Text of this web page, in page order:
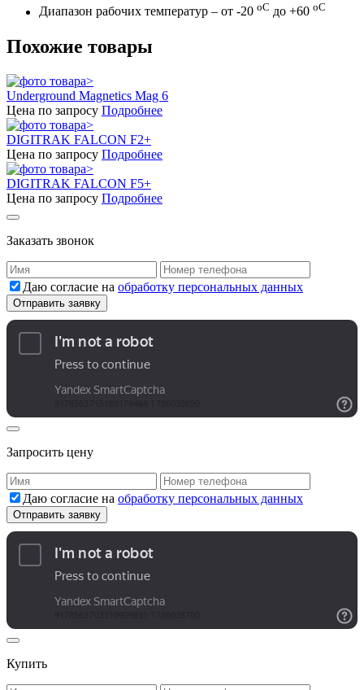
Диапазон рабочих температур – от -20 oC до +60 oC
Похожие товары
Underground Magnetics Mag 6
Цена по запросу Подробнее
DIGITRAK FALCON F2+
Цена по запросу Подробнее
DIGITRAK FALCON F5+
Цена по запросу Подробнее
Заказать звонок
Даю согласие на обработку персональных данных
Запросить цену
Даю согласие на обработку персональных данных
Купить